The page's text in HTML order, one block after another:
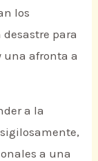
los
para
una afronta a
a la
a una